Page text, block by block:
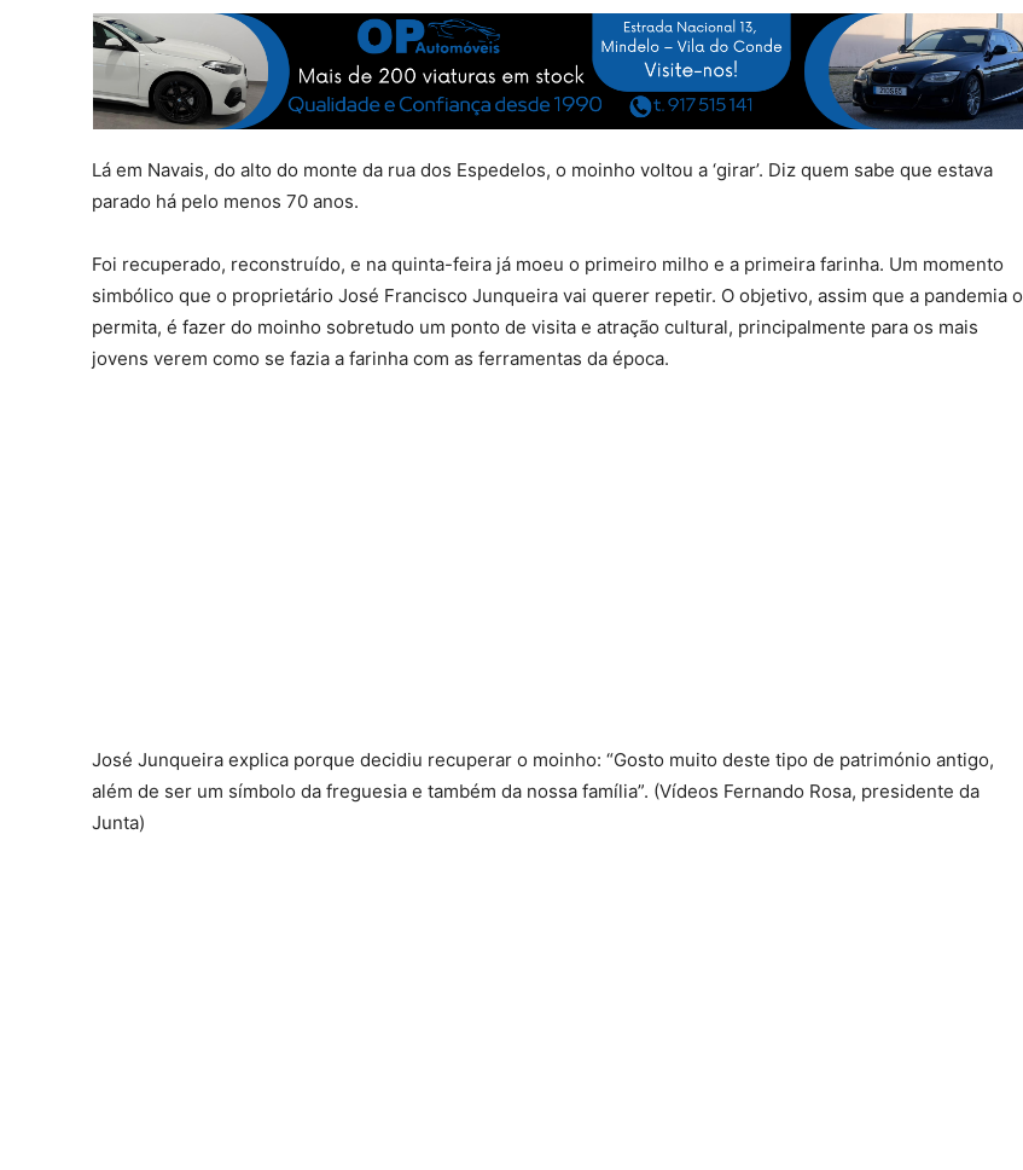
Lá em Navais, do alto do monte da rua dos Espedelos, o moinho voltou a ‘girar’. Diz quem sabe que estava
parado há pelo menos 70 anos.
Foi recuperado, reconstruído, e na quinta-feira já moeu o primeiro milho e a primeira farinha. Um momento
simbólico que o proprietário José Francisco Junqueira vai querer repetir. O objetivo, assim que a pandemia o
permita, é fazer do moinho sobretudo um ponto de visita e atração cultural, principalmente para os mais
jovens verem como se fazia a farinha com as ferramentas da época.
José Junqueira explica porque decidiu recuperar o moinho: “Gosto muito deste tipo de património antigo,
além de ser um símbolo da freguesia e também da nossa família”. (Vídeos Fernando Rosa, presidente da
Junta)